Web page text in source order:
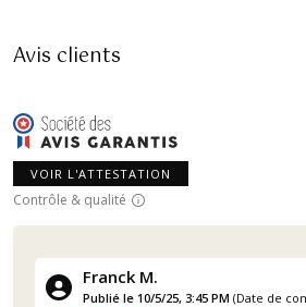
Avis clients
VOIR L'ATTESTATION
Contrôle & qualité
Franck M.
Publié le 10/5/25, 3:45 PM (Date de